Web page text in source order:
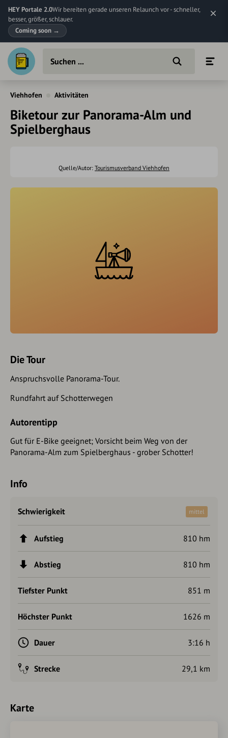
HEY Portale 2.0Wir bereiten gerade unseren Relaunch vor - schneller,
besser, größer, schlauer.
Coming soon →
Viehhofen Aktivitäten
Biketour zur Panorama-Alm und
Spielberghaus
Quelle/Autor: Tourismusverband Viehhofen
Die Tour
Anspruchsvolle Panorama-Tour.
Rundfahrt auf Schotterwegen
Autorentipp
Gut für E-Bike geeignet; Vorsicht beim Weg von der
Panorama-Alm zum Spielberghaus - grober Schotter!
Info
Schwierigkeit mittel
Aufstieg 810 hm
Abstieg 810 hm
Tiefster Punkt 851 m
Höchster Punkt 1626 m
Dauer 3:16 h
Strecke 29,1 km
Karte